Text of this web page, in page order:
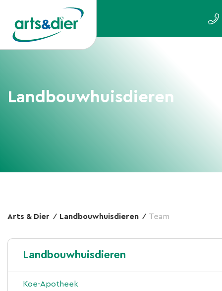
Landbouwhuisdieren
Arts & Dier Landbouwhuisdieren Team
Landbouwhuisdieren
Koe-Apotheek